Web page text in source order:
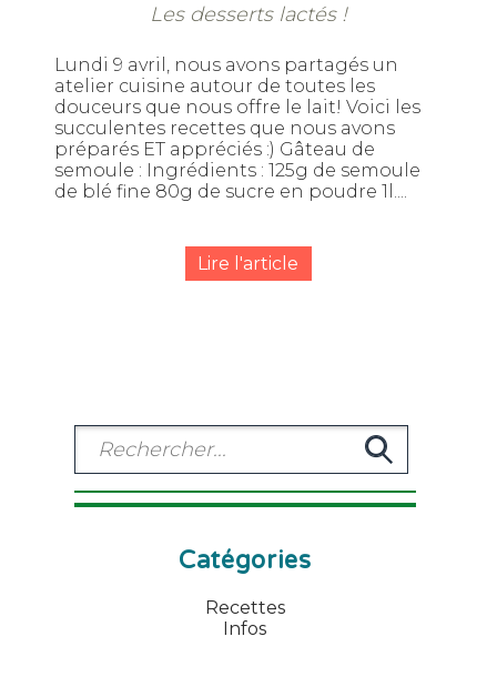
Les desserts lactés !
Lundi 9 avril, nous avons partagés un
atelier cuisine autour de toutes les
douceurs que nous offre le lait! Voici les
succulentes recettes que nous avons
préparés ET appréciés :) Gâteau de
semoule : Ingrédients : 125g de semoule
de blé fine 80g de sucre en poudre 1l....
Lire l'article
Catégories
Recettes
Infos